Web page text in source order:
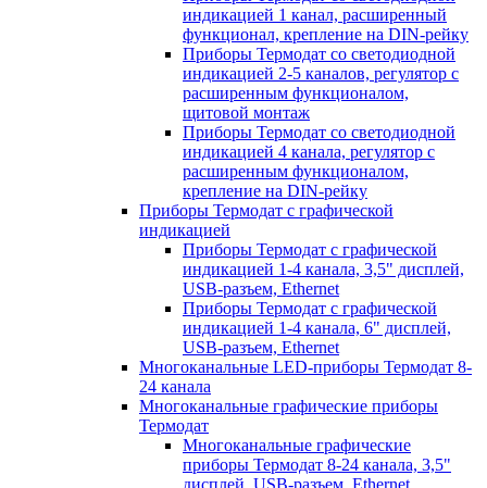
индикацией 1 канал, расширенный
функционал, крепление на DIN-рейку
Приборы Термодат со светодиодной
индикацией 2-5 каналов, регулятор с
расширенным функционалом,
щитовой монтаж
Приборы Термодат со светодиодной
индикацией 4 канала, регулятор с
расширенным функционалом,
крепление на DIN-рейку
Приборы Термодат с графической
индикацией
Приборы Термодат с графической
индикацией 1-4 канала, 3,5" дисплей,
USB-разъем, Ethernet
Приборы Термодат с графической
индикацией 1-4 канала, 6" дисплей,
USB-разъем, Ethernet
Многоканальные LED-приборы Термодат 8-
24 канала
Многоканальные графические приборы
Термодат
Многоканальные графические
приборы Термодат 8-24 канала, 3,5"
дисплей, USB-разъем, Ethernet